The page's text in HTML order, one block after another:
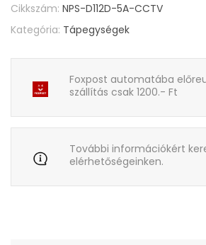
Cikkszám: NPS-D112D-5A-CCTV
Kategória: Tápegységek
Foxpost automatába
szállítás csak 1200.- Ft
További információkért
elérhetőségeinken.